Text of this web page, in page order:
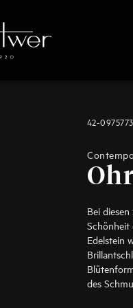
42-
Bei
Schönheit
Edelstein
des